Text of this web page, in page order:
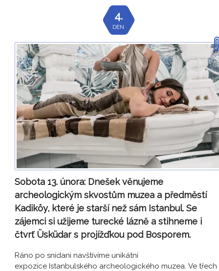
4.
DEN
Sobota 13. února: Dnešek věnujeme
archeologickým skvostům muzea a předměstí
Kadiköy, které je starší než sám Istanbul. Se
zájemci si užijeme turecké lázně a stihneme i
čtvrť Üsküdar s projížďkou pod Bosporem.
Ráno po snídani navštívíme unikátní
expozice Istanbulského archeologického muzea. Ve třech